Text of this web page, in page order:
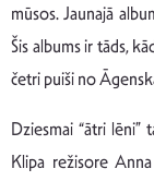
mūsos. Jaunajā
Šis albums ir tāds,
četri puiši no
Dziesmai “ātri lēni”
Klipa režisore